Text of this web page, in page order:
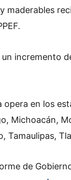
maderables
incremento
opera en los
Michoacán,
Tamaulipas,
de